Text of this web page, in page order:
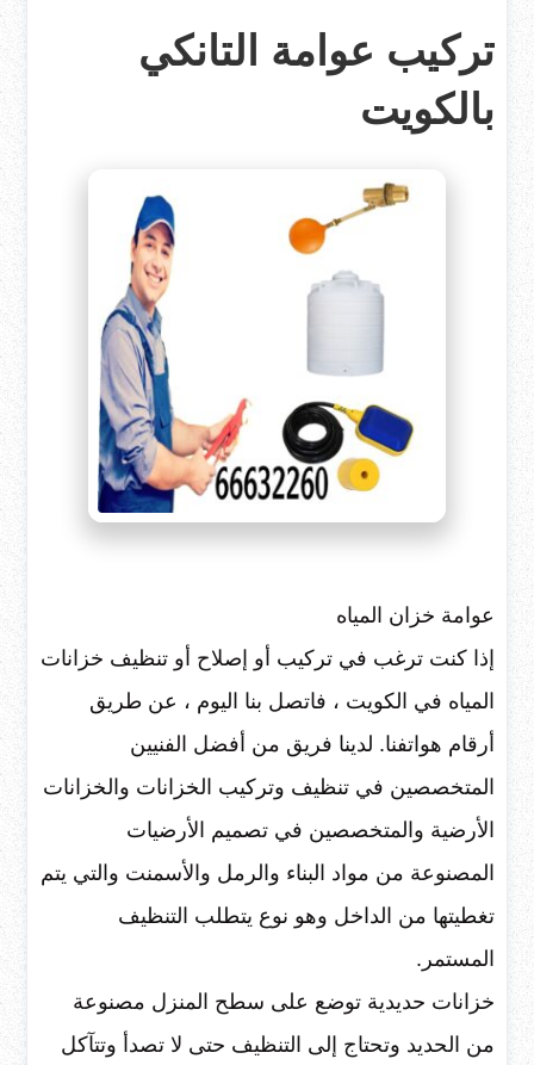
تركيب عوامة التانكي
بالكويت
عوامة خزان المياه
إذا كنت ترغب في تركيب أو إصلاح أو تنظيف خزانات
المياه في الكويت ، فاتصل بنا اليوم ، عن طريق
أرقام هواتفنا. لدينا فريق من أفضل الفنيين
المتخصصين في تنظيف وتركيب الخزانات والخزانات
الأرضية والمتخصصين في تصميم الأرضيات
المصنوعة من مواد البناء والرمل والأسمنت والتي يتم
تغطيتها من الداخل وهو نوع يتطلب التنظيف
المستمر.
خزانات حديدية توضع على سطح المنزل مصنوعة
من الحديد وتحتاج إلى التنظيف حتى لا تصدأ وتتآكل